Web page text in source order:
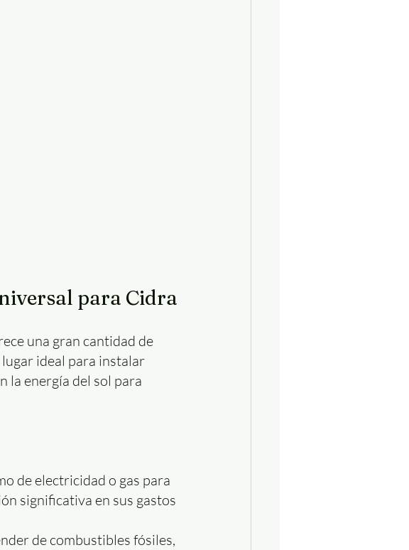
para Cidra
una gran cantidad de
ideal para instalar
la energía del sol para
de electricidad o gas para
significativa en sus gastos
de combustibles fósiles,